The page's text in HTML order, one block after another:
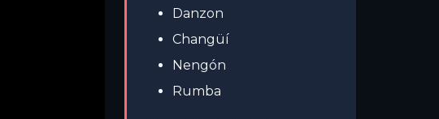
Danzon
Changüí
Nengón
Rumba